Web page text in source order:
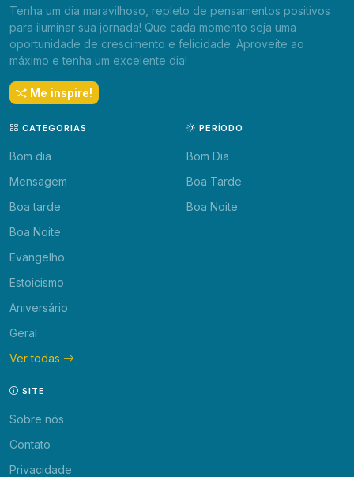
Tenha um dia maravilhoso, repleto de pensamentos positivos
para iluminar sua jornada! Que cada momento seja uma
oportunidade de crescimento e felicidade. Aproveite ao
máximo e tenha um excelente dia!
Me inspire!
CATEGORIAS
Bom dia
Mensagem
Boa tarde
Boa Noite
Evangelho
Estoicismo
Aniversário
Geral
Ver todas
PERÍODO
Bom Dia
Boa Tarde
Boa Noite
SITE
Sobre nós
Contato
Privacidade